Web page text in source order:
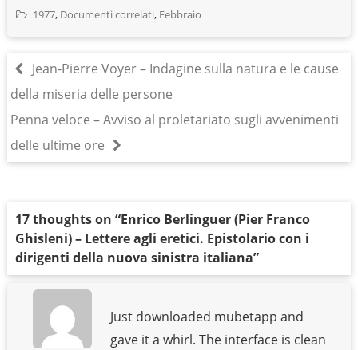
1977, Documenti correlati, Febbraio
Jean-Pierre Voyer – Indagine sulla natura e le cause
della miseria delle persone
Penna veloce – Avviso al proletariato sugli avvenimenti
delle ultime ore
17 thoughts on “Enrico Berlinguer (Pier Franco
Ghisleni) – Lettere agli eretici. Epistolario con i
dirigenti della nuova sinistra italiana”
Just downloaded mubetapp and
gave it a whirl. The interface is clean